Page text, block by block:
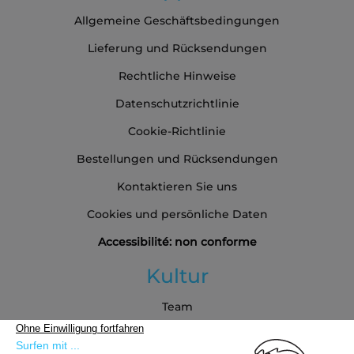
Allgemeine Geschäftsbedingungen
Lieferung und Rücksendungen
Rechtliche Hinweise
Datenschutzrichtlinie
Cookie-Richtlinie
Bestellungen und Rücksendungen
Kontaktieren Sie uns
Cookies und persönliche Daten
Accessibilité: non conforme
Kultur
Team